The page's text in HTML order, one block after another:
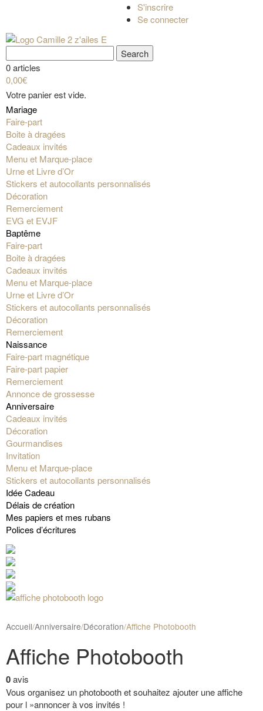
S'inscrire
Se connecter
0 articles
0,00€
Votre panier est vide.
Mariage
Faire-part
Boite à dragées
Cadeaux invités
Menu et Marque-place
Urne et Livre d’Or
Stickers et autocollants personnalisés
Décoration
Remerciement
EVG et EVJF
Baptême
Faire-part
Boite à dragées
Cadeaux invités
Menu et Marque-place
Urne et Livre d’Or
Stickers et autocollants personnalisés
Décoration
Remerciement
Naissance
Faire-part magnétique
Faire-part papier
Remerciement
Annonce de grossesse
Anniversaire
Cadeaux invités
Décoration
Gourmandises
Invitation
Menu et Marque-place
Stickers et autocollants personnalisés
Idée Cadeau
Délais de création
Mes papiers et mes rubans
Polices d’écritures
Accueil/Anniversaire/Décoration/Affiche Photobooth
Affiche Photobooth
0avis
Vous organisez un photobooth et souhaitez ajouter une affiche
pour l »annoncer à vos invités !